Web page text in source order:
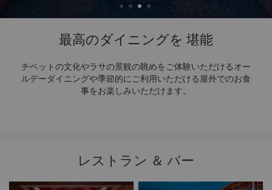
最高のダイニングを 堪能
チベットの文化やラサの景観の眺めをご体験いただけるオー
ルデーダイニングや季節的にご利用いただける屋外でのお食
事をお楽しみいただけます。
レストラン ＆ バー